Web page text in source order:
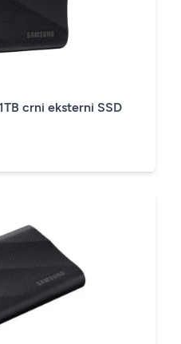
crni eksterni SSD